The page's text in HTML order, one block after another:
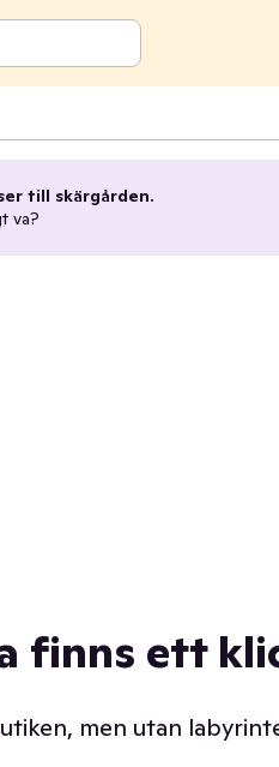
till skärgården.
va?
finns ett
men utan